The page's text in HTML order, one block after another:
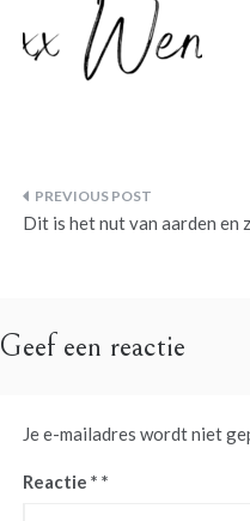
Bericht
Dit is het nut van aarden en
Geef een reactie
Je e-mailadres wordt niet
Reactie *